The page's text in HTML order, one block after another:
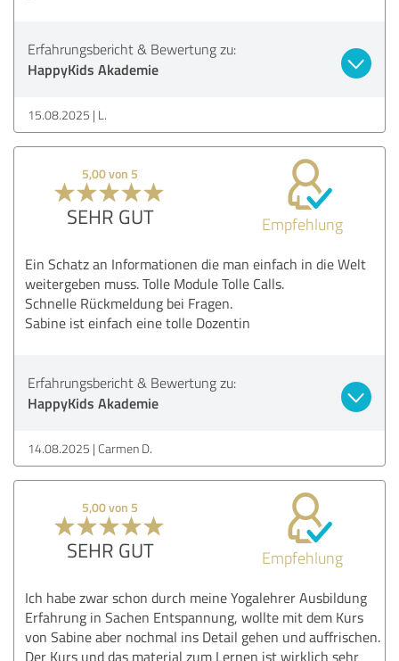
Erfahrungsbericht & Bewertung zu:
HappyKids Akademie
15.08.2025 L.
5,00 von 5
SEHR GUT Empfehlung
Ein Schatz an Informationen die man einfach in die Welt
weitergeben muss. Tolle Module Tolle Calls.
Schnelle Rückmeldung bei Fragen.
Sabine ist einfach eine tolle Dozentin
Erfahrungsbericht & Bewertung zu:
HappyKids Akademie
14.08.2025 Carmen D.
5,00 von 5
SEHR GUT Empfehlung
Ich habe zwar schon durch meine Yogalehrer Ausbildung
Erfahrung in Sachen Entspannung, wollte mit dem Kurs
von Sabine aber nochmal ins Detail gehen und auffrischen.
Der Kurs und das material zum Lernen ist wirklich sehr